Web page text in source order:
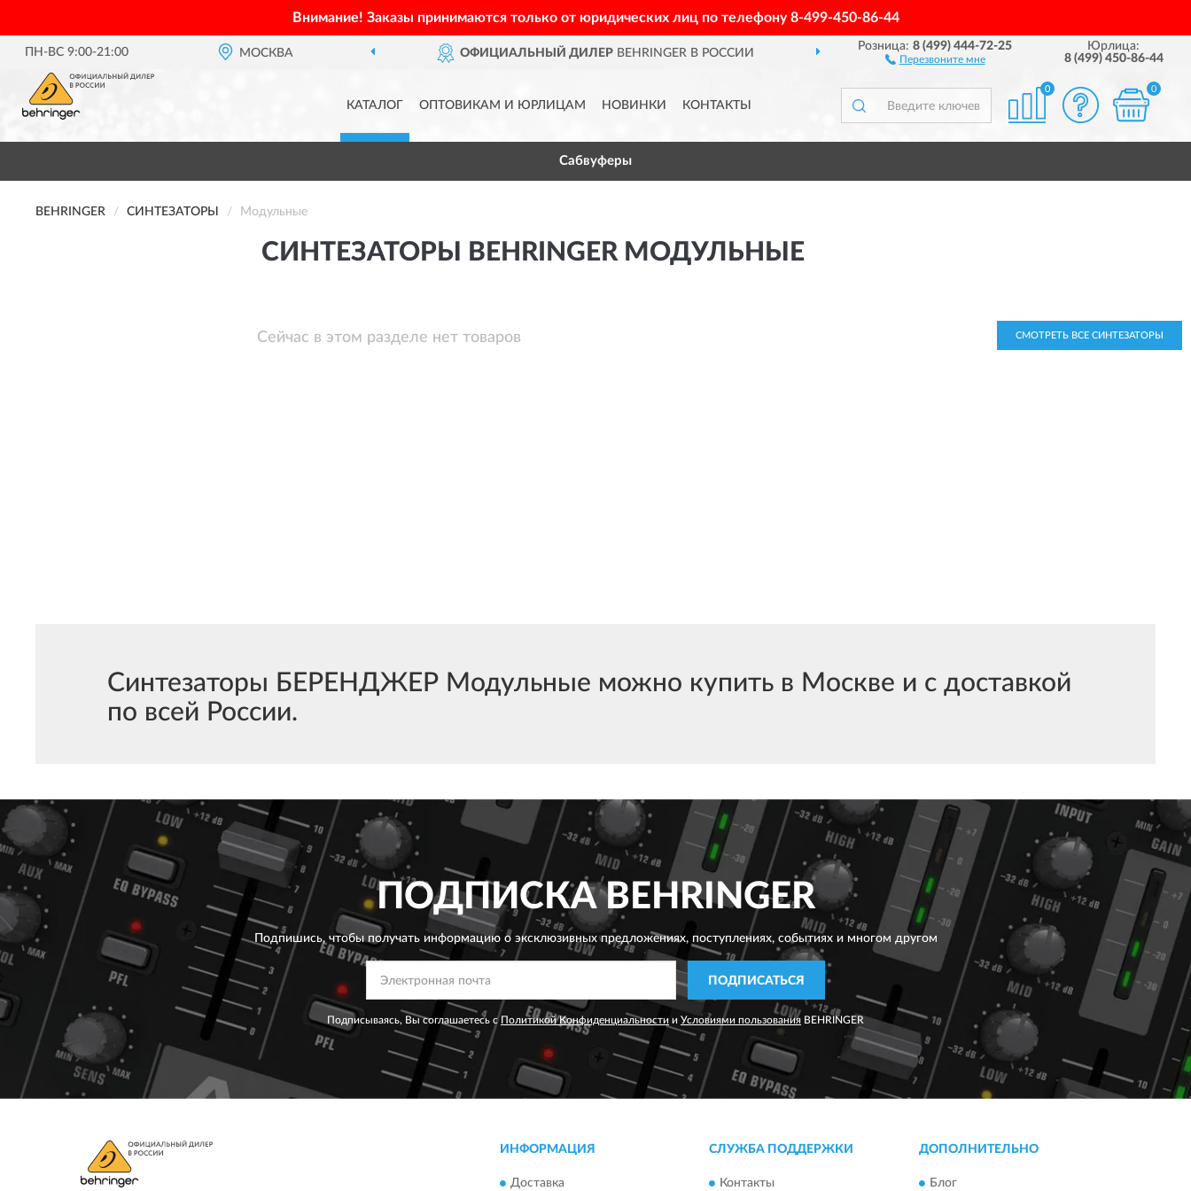
Внимание! Заказы принимаются только от юридических лиц по телефону8-499-450-86-44
ПН-ВС 9:00-21:00 МОСКВА ОФИЦИАЛЬНЫЙ ДИЛЕРBEHRINGER В РОССИИ ДОСТАВИМ ПО ВСЕЙ РОССИИ
Розница:8 (499) 444-72-25
Перезвоните мне
Юрлица:
8 (499) 450-86-44
КАТАЛОГ ОПТОВИКАМ И ЮРЛИЦАМ НОВИНКИ КОНТАКТЫ
0 0
Сабвуферы
BEHRINGER СИНТЕЗАТОРЫ Модульные
СИНТЕЗАТОРЫ BEHRINGER МОДУЛЬНЫЕ
Сейчас в этом разделе нет товаров СМОТРЕТЬ ВСЕ СИНТЕЗАТОРЫ
Синтезаторы БЕРЕНДЖЕР Модульные можно купить в Москве и с доставкой
по всей России.
ПОДПИСКАBEHRINGER
Подпишись, чтобы получать информацию о эксклюзивных предложениях,поступлениях, событиях и многом другом
ПОДПИСАТЬСЯ
Подписываясь, Вы соглашаетесь сПолитикой Конфиденциальности и Условиями пользования BEHRINGER
ИНФОРМАЦИЯ
Доставка
СЛУЖБА ПОДДЕРЖКИ
Контакты
ДОПОЛНИТЕЛЬНО
Блог